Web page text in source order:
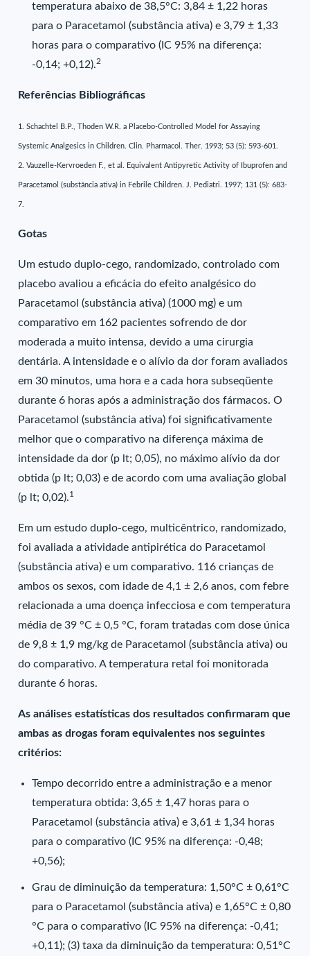
temperatura abaixo de 38,5°C: 3,84 ± 1,22 horas
para o Paracetamol (substância ativa) e 3,79 ± 1,33
horas para o comparativo (IC 95% na diferença:
-0,14; +0,12).2
Referências Bibliográficas
1. Schachtel B.P., Thoden W.R. a Placebo-Controlled Model for Assaying
Systemic Analgesics in Children. Clin. Pharmacol. Ther. 1993; 53 (5): 593-601.
2. Vauzelle-Kervroeden F., et al. Equivalent Antipyretic Activity of Ibuprofen and
Paracetamol (substância ativa) in Febrile Children. J. Pediatri. 1997; 131 (5): 683-
7.
Gotas
Um estudo duplo-cego, randomizado, controlado com
placebo avaliou a eficácia do efeito analgésico do
Paracetamol (substância ativa) (1000 mg) e um
comparativo em 162 pacientes sofrendo de dor
moderada a muito intensa, devido a uma cirurgia
dentária. A intensidade e o alívio da dor foram avaliados
em 30 minutos, uma hora e a cada hora subseqüente
durante 6 horas após a administração dos fármacos. O
Paracetamol (substância ativa) foi significativamente
melhor que o comparativo na diferença máxima de
intensidade da dor (p lt; 0,05), no máximo alívio da dor
obtida (p lt; 0,03) e de acordo com uma avaliação global
(p lt; 0,02).1
Em um estudo duplo-cego, multicêntrico, randomizado,
foi avaliada a atividade antipirética do Paracetamol
(substância ativa) e um comparativo. 116 crianças de
ambos os sexos, com idade de 4,1 ± 2,6 anos, com febre
relacionada a uma doença infecciosa e com temperatura
média de 39 °C ± 0,5 °C, foram tratadas com dose única
de 9,8 ± 1,9 mg/kg de Paracetamol (substância ativa) ou
do comparativo. A temperatura retal foi monitorada
durante 6 horas.
As análises estatísticas dos resultados confirmaram que
ambas as drogas foram equivalentes nos seguintes
critérios:
Tempo decorrido entre a administração e a menor
temperatura obtida: 3,65 ± 1,47 horas para o
Paracetamol (substância ativa) e 3,61 ± 1,34 horas
para o comparativo (IC 95% na diferença: -0,48;
+0,56);
Grau de diminuição da temperatura: 1,50°C ± 0,61°C
para o Paracetamol (substância ativa) e 1,65°C ± 0,80
°C para o comparativo (IC 95% na diferença: -0,41;
+0,11); (3) taxa da diminuição da temperatura: 0,51°C